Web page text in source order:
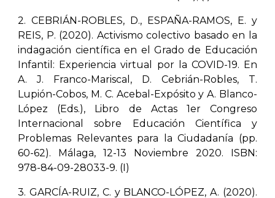
2. CEBRIÁN-ROBLES, D., ESPAÑA-RAMOS, E. y
REIS, P. (2020). Activismo colectivo basado en la
indagación científica en el Grado de Educación
Infantil: Experiencia virtual por la COVID-19. En
A. J. Franco-Mariscal, D. Cebrián-Robles, T.
Lupión-Cobos, M. C. Acebal-Expósito y A. Blanco-
López (Eds.), Libro de Actas 1er Congreso
Internacional sobre Educación Científica y
Problemas Relevantes para la Ciudadanía (pp.
60-62). Málaga, 12-13 Noviembre 2020. ISBN:
978-84-09-28033-9. (I)
3. GARCÍA-RUIZ, C. y BLANCO-LÓPEZ, A. (2020).